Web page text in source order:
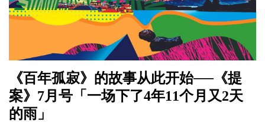
《百年孤寂》的故事从此开始──《提
案》7月号「一场下了4年11个月又2天
的雨」